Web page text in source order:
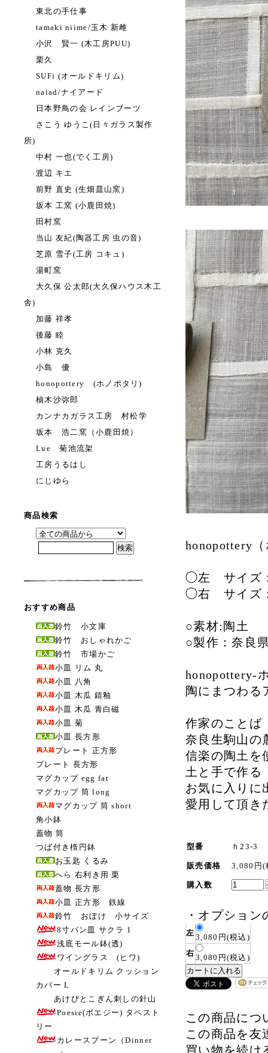
東北の手仕事
tamaki niime/玉木 新雌
小沢 賢一 (木工房PUU)
栗久
SUFi (オールドキリム)
naiad/ナイアード
日本野鳥の会 レインブーツ
さこう ゆうこ(日々ガラス製作
所)
中村 一也(でく工房)
渡辺 キエ
前野 直史 (生畑皿山窯)
坂本 工窯 (小鹿田焼)
田村窯
当山 友紀(陶器工房 虫の音)
芝原 雪子(工房 コキュ)
湯町窯
大久保 公太郎(大久保ハウス木工
舎)
加藤 祥孝
後藤 睦
小林 克久
小島 優
honopottery (ホノポタリ)
柚木沙弥郎
カンナカガラス工房 村松学
坂本 浩二窯（小鹿田焼）
Lue 菊池流架
工房うるはし
にじゆら
商品検索
おすすめ商品
鈴竹 小文庫
鈴竹 おしゃれかご
鈴竹 市場かご
小皿 リム 丸
小皿 八角
小皿 木瓜 錆釉
小皿 木瓜 青白磁
小皿 菊
小皿 長方形
プレート 正方形
プレート 長方形
マグカップ egg fat
マグカップ 筒 long
マグカップ 筒 short
角小鉢
蓋物 筒
つば付き楕円鉢
お玉匙 くるみ
へら 右利き用 栗
蓋物 長方形
小皿 正方形 鉄線
鈴竹 おぼけ 小サイズ
8寸パン皿 サクラ 1
浅底モール鉢(透)
ワイングラス (ヒワ)
オールドキリム クッション
カバー L
あけびとこぎん刺しの針山
Poesie(ポエジー) タペスト
リー
カレースプーン（Dinner
honopottery
◯左 サイズ
◯右 サイズ
○素材:陶土
○製作：奈良
honopottery-
陶にまつわる
作家のことば
奈良生駒山の
信楽の陶土を
土と手で作
お気に入りに
愛用して頂き
型番 ｈ23-3
販売価格 3,080円(
購入数
・ オプション
左 3,080円(税込)
右 3,080円(税込)
この商品につ
この商品を友
買い物を続け